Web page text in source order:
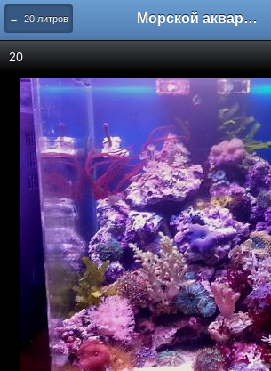
← 20 литров Морской аквариум. Форумы ReefCentral.ru
20